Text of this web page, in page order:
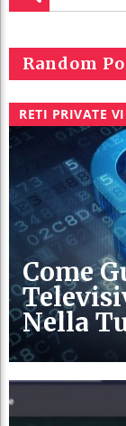
Random
RETI PRIVATE
Come
Nella